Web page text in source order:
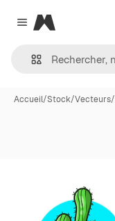
Close menu
Magnific
Accueil/Stock/Vecteurs/